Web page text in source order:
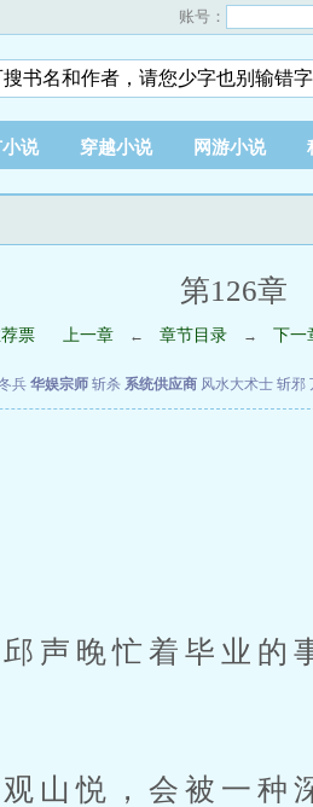
账号：
说 穿越小说 网游小说
第126章
票 上一章 ← 章节目录 → 下一
兵 华娱宗师 斩杀 系统供应商 风水大术士 斩邪
晚忙着毕业的
悦，会被一种